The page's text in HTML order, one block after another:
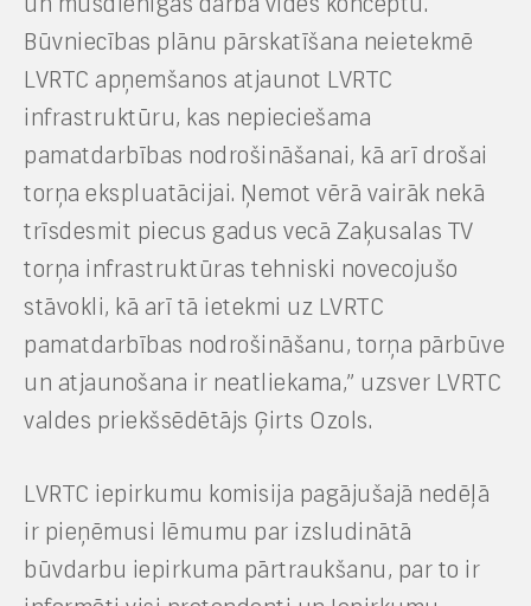
Būvniecības plānu pārskatīšana neietekmē
LVRTC apņemšanos atjaunot LVRTC
infrastruktūru, kas nepieciešama
pamatdarbības nodrošināšanai, kā arī drošai
torņa ekspluatācijai. Ņemot vērā vairāk nekā
trīsdesmit piecus gadus vecā Zaķusalas TV
torņa infrastruktūras tehniski novecojušo
stāvokli, kā arī tā ietekmi uz LVRTC
pamatdarbības nodrošināšanu, torņa pārbūve
un atjaunošana ir neatliekama,” uzsver LVRTC
valdes priekšsēdētājs Ģirts Ozols.
LVRTC iepirkumu komisija pagājušajā nedēļā
ir pieņēmusi lēmumu par izsludinātā
būvdarbu iepirkuma pārtraukšanu, par to ir